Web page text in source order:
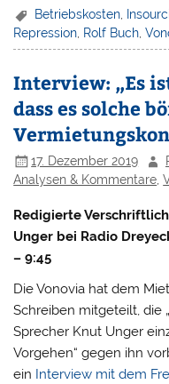
Betriebskosten
Repression, Rolf Buch,
Interview: „Es
dass es solche
17. Dezember 2019
Analysen & Kommentare,
Redigierte
Unger bei Radio
– 9:45
Die Vonovia hat dem
Schreiben mitgeteilt, die
Sprecher Knut Unger
Vorgehen“ gegen ihn
ein Interview mit dem